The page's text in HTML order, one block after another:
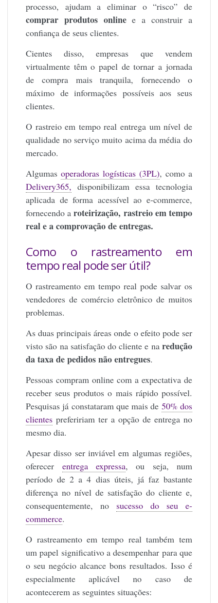
processo, ajudam a eliminar o “risco” de
comprar produtos onlinee a construir a
confiança de seus clientes.
Cientes disso, empresas que vendem
virtualmente têm o papel de tornar a jornada
de compra mais tranquila, fornecendo o
máximo de informações possíveis aos seus
clientes.
O rastreio em tempo real entrega um nível de
qualidade no serviço muito acima da média do
mercado.
Algumasoperadoras logísticas (3PL), como a
Delivery365, disponibilizam essa tecnologia
aplicada de forma acessível ao e-commerce,
fornecendo aroteirização, rastreio em tempo
real e a comprovação de entregas.
Como o rastreamento em
tempo real pode ser útil?
O rastreamento em tempo real pode salvar os
vendedores de comércio eletrônico de muitos
problemas.
As duas principais áreas onde o efeito pode ser
visto são na satisfação do cliente e na redução
da taxa de pedidos não entregues.
Pessoas compram online com a expectativa de
receber seus produtos o mais rápido possível.
Pesquisas já constataram que mais de 50% dos
clientes prefeririam ter a opção de entrega no
mesmo dia.
Apesar disso ser inviável em algumas regiões,
oferecer entrega expressa, ou seja, num
período de 2 a 4 dias úteis, já faz bastante
diferença no nível de satisfação do cliente e,
consequentemente, no sucesso do seu e-
commerce.
O rastreamento em tempo real também tem
um papel significativo a desempenhar para que
o seu negócio alcance bons resultados. Isso é
especialmente aplicável no caso de
acontecerem as seguintes situações: